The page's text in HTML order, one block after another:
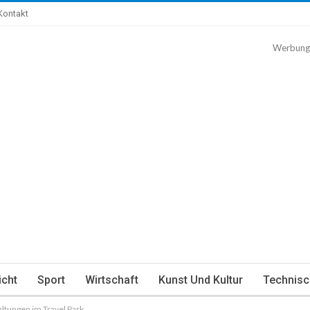
Werbung
Sport Wirtschaft Kunst Und Kultur